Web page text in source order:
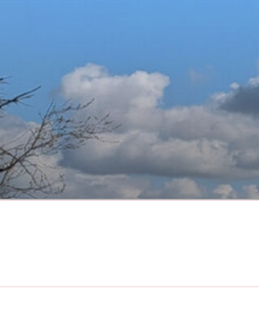
springen